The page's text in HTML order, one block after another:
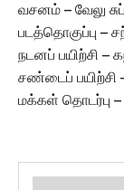
வசனம் – வேலு
படத்தொகுப்பு –
நடனப் பயிற்சி –
சண்டைப் பயிற்சி
மக்கள் தொடர்பு –